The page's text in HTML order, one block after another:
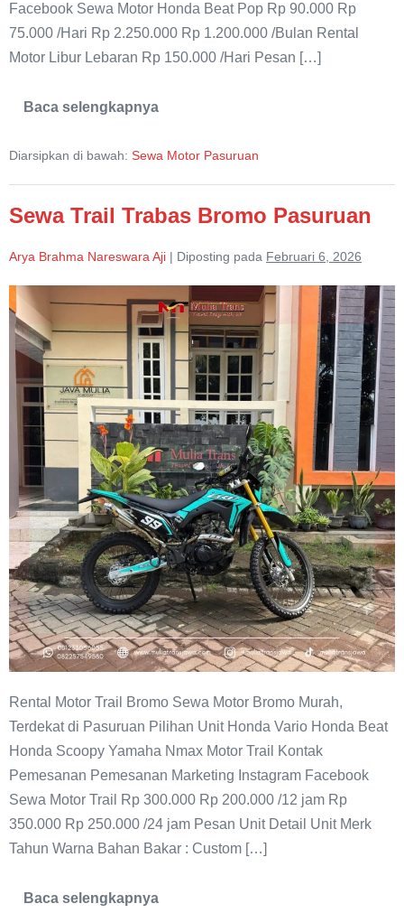
Facebook Sewa Motor Honda Beat Pop Rp 90.000 Rp
75.000 /Hari Rp 2.250.000 Rp 1.200.000 /Bulan Rental
Motor Libur Lebaran Rp 150.000 /Hari Pesan […]
Baca selengkapnya
Sewa
Beat
Pasuruan
Diarsipkan di bawah: Sewa Motor Pasuruan
Sewa Trail Trabas Bromo Pasuruan
Arya Brahma Nareswara Aji | Diposting pada Februari 6, 2026
Sewa
Trail
Trabas
Bromo
Pasuruan
Rental Motor Trail Bromo Sewa Motor Bromo Murah,
Terdekat di Pasuruan Pilihan Unit Honda Vario Honda Beat
Honda Scoopy Yamaha Nmax Motor Trail Kontak
Pemesanan Pemesanan Marketing Instagram Facebook
Sewa Motor Trail Rp 300.000 Rp 200.000 /12 jam Rp
350.000 Rp 250.000 /24 jam Pesan Unit Detail Unit Merk
Tahun Warna Bahan Bakar : Custom […]
Baca selengkapnya
Sewa